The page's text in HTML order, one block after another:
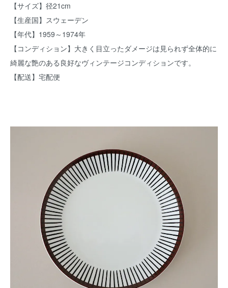
【サイズ】径21cm
【生産国】スウェーデン
【年代】1959～1974年
【コンディション】大きく目立ったダメージは見られず全体的に
綺麗な艶のある良好なヴィンテージコンディションです。
【配送】宅配便